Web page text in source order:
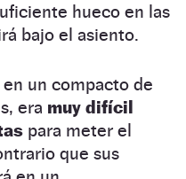
hueco en las
bajo el asiento.
un compacto de
era muy difícil
para meter el
que sus